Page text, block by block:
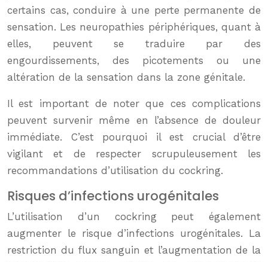
certains cas, conduire à une perte permanente de
sensation. Les neuropathies périphériques, quant à
elles, peuvent se traduire par des
engourdissements, des picotements ou une
altération de la sensation dans la zone génitale.
Il est important de noter que ces complications
peuvent survenir même en l’absence de douleur
immédiate. C’est pourquoi il est crucial d’être
vigilant et de respecter scrupuleusement les
recommandations d’utilisation du cockring.
Risques d’infections urogénitales
L’utilisation d’un cockring peut également
augmenter le risque d’infections urogénitales. La
restriction du flux sanguin et l’augmentation de la